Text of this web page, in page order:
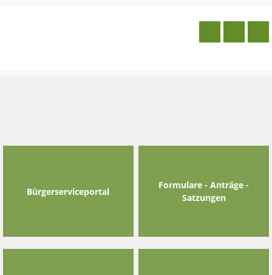
Bürgerserviceportal
Formulare - Anträge -
Satzungen